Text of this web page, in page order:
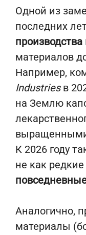
Одной из
последних
материалов
Например,
Industriesв
на Землю
выращенными
К 2026 году
не как
Аналогично,
материалы